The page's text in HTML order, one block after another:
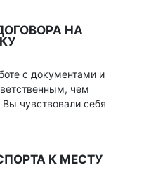
НА
с документами и
чем
чувствовали себя
К МЕСТУ